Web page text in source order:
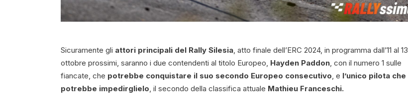
Sicuramente gli attori principali del Rally Silesia, atto finale dell’ERC 2024, in programma dall’11 al 13
ottobre prossimi, saranno i due contendenti al titolo Europeo, Hayden Paddon, con il numero 1 sulle
fiancate, che potrebbe conquistare il suo secondo Europeo consecutivo, e l’unico pilota che
potrebbe impedirglielo, il secondo della classifica attuale Mathieu Franceschi.